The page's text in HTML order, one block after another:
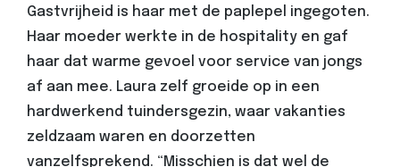
Gastvrijheid is haar met de paplepel ingegoten.
Haar moeder werkte in de hospitality en gaf
haar dat warme gevoel voor service van jongs
af aan mee. Laura zelf groeide op in een
hardwerkend tuindersgezin, waar vakanties
zeldzaam waren en doorzetten
vanzelfsprekend. “Misschien is dat wel de